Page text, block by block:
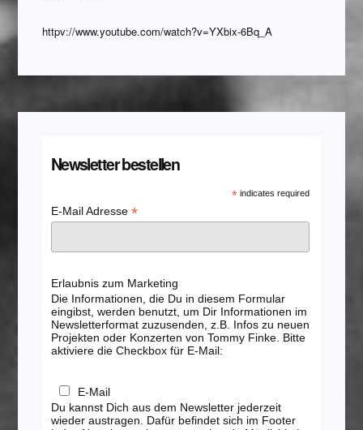
httpv://www.youtube.com/watch?v=YXbix-6Bq_A
Newsletter bestellen
* indicates required
E-Mail Adresse *
Erlaubnis zum Marketing
Die Informationen, die Du in diesem Formular
eingibst, werden benutzt, um Dir Informationen im
Newsletterformat zuzusenden, z.B. Infos zu neuen
Projekten oder Konzerten von Tommy Finke. Bitte
aktiviere die Checkbox für E-Mail:
E-Mail
Du kannst Dich aus dem Newsletter jederzeit
wieder austragen. Dafür befindet sich im Footer